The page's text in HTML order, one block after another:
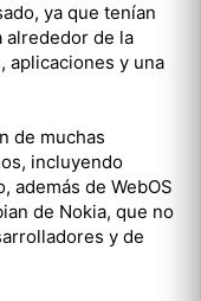
ya que tenían
alrededor de la
aplicaciones y una
de muchas
incluyendo
además de WebOS
de Nokia, que no
y de